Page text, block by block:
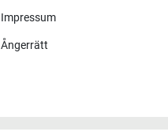
Impressum
Ångerrätt